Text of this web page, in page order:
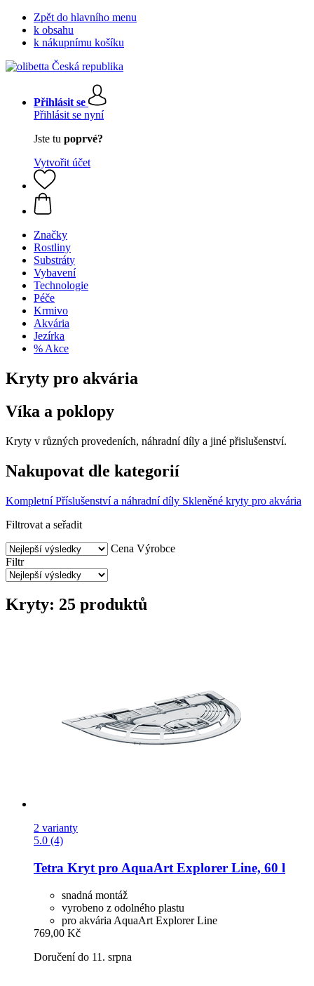
Zpět do hlavního menu
k obsahu
k nákupnímu košíku
Přihlásit se
Přihlásit se nyní
Jste tu poprvé?
Vytvořit účet
Značky
Rostliny
Substráty
Vybavení
Technologie
Péče
Krmivo
Akvária
Jezírka
% Akce
Kryty pro akvária
Víka a poklopy
Kryty v různých provedeních, náhradní díly a jiné přislušenství.
Nakupovat dle kategorií
KompletníPříslušenství a náhradní díly Skleněné kryty pro akvária
Filtrovat a seřadit
Cena Výrobce
Filtr
Kryty: 25 produktů
2 varianty
5.0 (4)
Tetra Kryt pro AquaArt Explorer Line, 60 l
snadná montáž
vyrobeno z odolného plastu
pro akvária AquaArt Explorer Line
769,00 Kč
Doručení do 11. srpna